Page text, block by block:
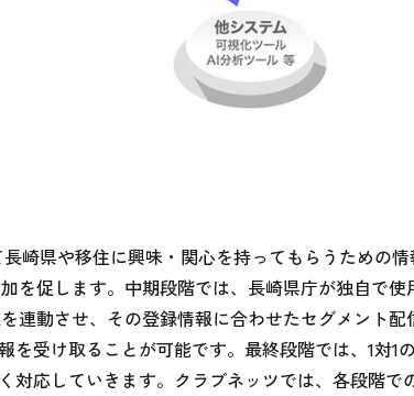
崎県や移住に興味・関心を持ってもらうための情
を促します。中期段階では、長崎県庁が独自で使
連動させ、その登録情報に合わせたセグメント配
受け取ることが可能です。最終段階では、1対1
対応していきます。クラブネッツでは、各段階で